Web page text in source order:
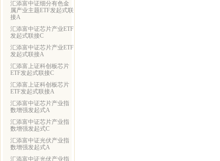
汇添富中证细分有色金
属产业主题ETF发起式联
接A
汇添富中证芯片产业ETF
发起式联接C
汇添富中证芯片产业ETF
发起式联接A
汇添富上证科创板芯片
ETF发起式联接C
汇添富上证科创板芯片
ETF发起式联接A
汇添富中证芯片产业指
数增强发起式A
汇添富中证芯片产业指
数增强发起式C
汇添富中证光伏产业指
数增强发起式A
汇添富中证光伏产业指